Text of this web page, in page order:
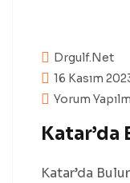
Drgulf.net
16 Kasım
Yorum
Katar’da
Katar’da